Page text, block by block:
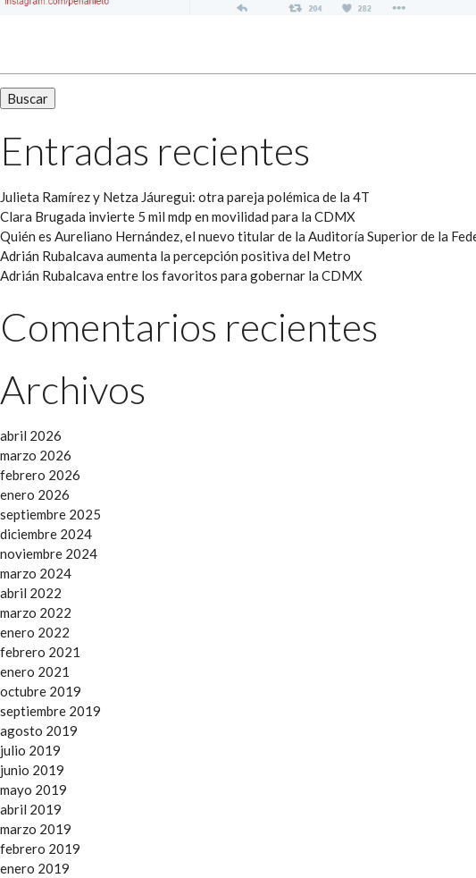
Entradas recientes
Julieta Ramírez y Netza Jáuregui: otra pareja polémica de la 4T
Clara Brugada invierte 5 mil mdp en movilidad para la CDMX
Quién es Aureliano Hernández, el nuevo titular de la Auditoría Superior de la
Adrián Rubalcava aumenta la percepción positiva del Metro
Adrián Rubalcava entre los favoritos para gobernar la CDMX
Comentarios recientes
Archivos
abril 2026
marzo 2026
febrero 2026
enero 2026
septiembre 2025
diciembre 2024
noviembre 2024
marzo 2024
abril 2022
marzo 2022
enero 2022
febrero 2021
enero 2021
octubre 2019
septiembre 2019
agosto 2019
julio 2019
junio 2019
mayo 2019
abril 2019
marzo 2019
febrero 2019
enero 2019